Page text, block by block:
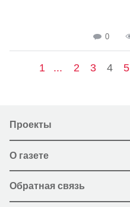
0
1 ... 2 3 4 5
Проекты
О газете
Обратная связь